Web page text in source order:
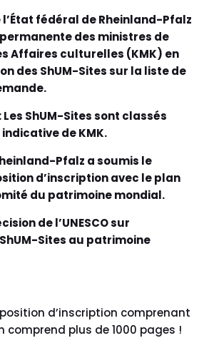
l’État fédéral de Rheinland-Pfalz
des ministres de
Affaires culturelles (KMK) en
des ShUM-Sites sur la liste de
Les ShUM-Sites sont classés
de KMK.
Pfalz a soumis le
d’inscription avec le plan
du patrimoine mondial.
de l’UNESCO sur
Sites au patrimoine
d’inscription comprenant
comprend plus de 1000 pages !